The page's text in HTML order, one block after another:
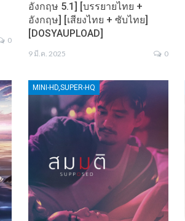
0
อังกฤษ 5.1] [บรรยายไทย +
อังกฤษ] [เสียงไทย + ซับไทย]
[DOSYAUPLOAD]
9 มี.ค. 2025 0
MINI-HD,SUPER-HQ